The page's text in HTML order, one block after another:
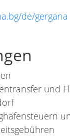
de/gergana
und